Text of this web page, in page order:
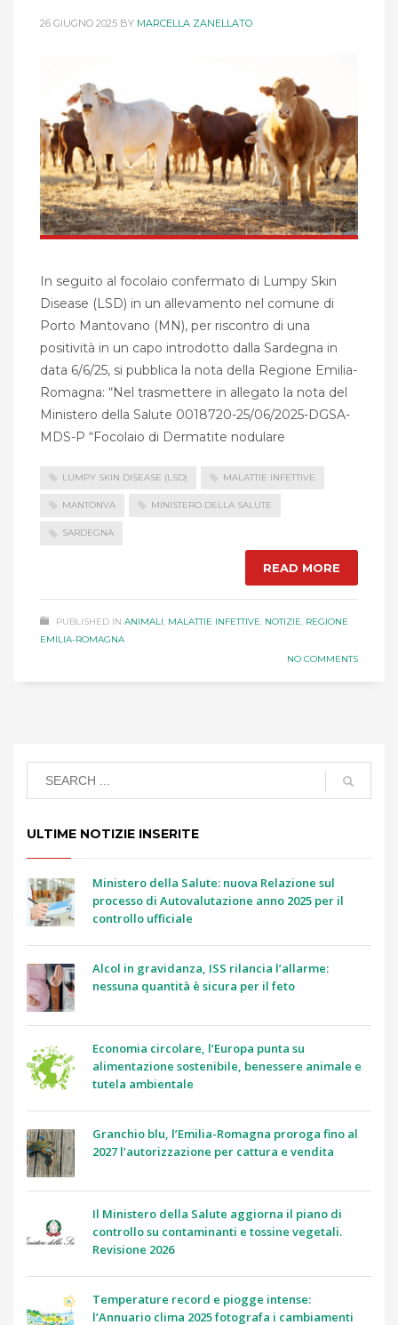
26 GIUGNO 2025 BY MARCELLA ZANELLATO
In seguito al focolaio confermato di Lumpy Skin
Disease (LSD) in un allevamento nel comune di
Porto Mantovano (MN), per riscontro di una
positività in un capo introdotto dalla Sardegna in
data 6/6/25, si pubblica la nota della Regione Emilia-
Romagna: “Nel trasmettere in allegato la nota del
Ministero della Salute 0018720-25/06/2025-DGSA-
MDS-P “Focolaio di Dermatite nodulare
LUMPY SKIN DISEASE (LSD) MALATTIE INFETTIVE
MANTONVA MINISTERO DELLA SALUTE
SARDEGNA
READ MORE
PUBLISHED IN ANIMALI, MALATTIE INFETTIVE, NOTIZIE, REGIONE
EMILIA-ROMAGNA
NO COMMENTS
ULTIME NOTIZIE INSERITE
Ministero della Salute: nuova Relazione sul
processo di Autovalutazione anno 2025 per il
controllo ufficiale
Alcol in gravidanza, ISS rilancia l’allarme:
nessuna quantità è sicura per il feto
Economia circolare, l’Europa punta su
alimentazione sostenibile, benessere animale e
tutela ambientale
Granchio blu, l’Emilia-Romagna proroga fino al
2027 l’autorizzazione per cattura e vendita
Il Ministero della Salute aggiorna il piano di
controllo su contaminanti e tossine vegetali.
Revisione 2026
Temperature record e piogge intense:
l’Annuario clima 2025 fotografa i cambiamenti